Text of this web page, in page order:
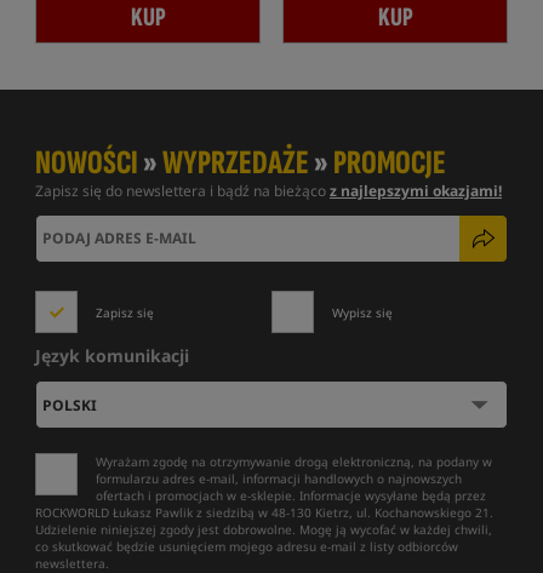
KUP KUP
NOWOŚCI»WYPRZEDAŻE»PROMOCJE
Zapisz się do newslettera i bądź na bieżącoz najlepszymi okazjami!
Zapisz się Wypisz się
Język komunikacji
Wyrażam zgodę na otrzymywanie drogą elektroniczną, na podany w
formularzu adres e-mail, informacji handlowych o najnowszych
ofertach i promocjach w e-sklepie. Informacje wysyłane będą przez
ROCKWORLD Łukasz Pawlik z siedzibą w 48-130 Kietrz, ul. Kochanowskiego 21.
Udzielenie niniejszej zgody jest dobrowolne. Mogę ją wycofać w każdej chwili,
co skutkować będzie usunięciem mojego adresu e-mail z listy odbiorców
newslettera.